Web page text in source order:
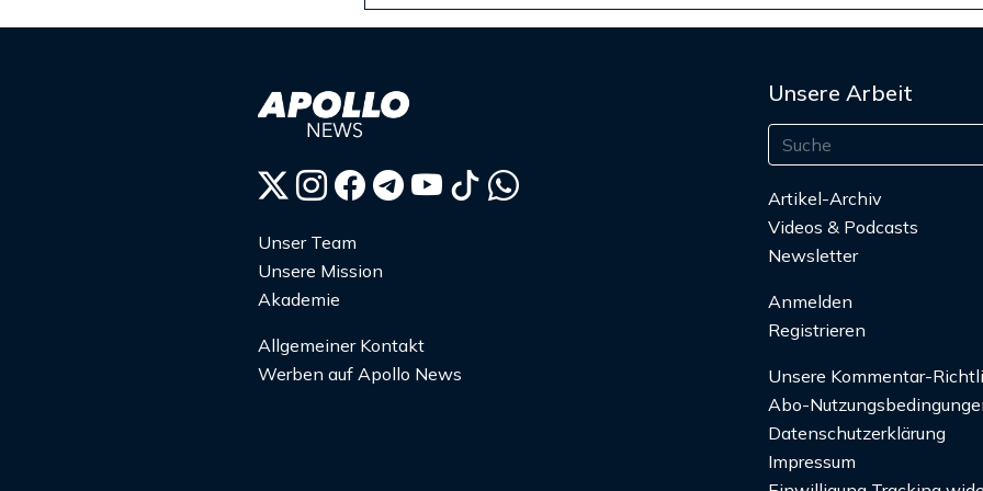
Unser Team
Unsere Mission
Akademie
Allgemeiner Kontakt
Werben auf Apollo News
Unsere Arbeit
Artikel-Archiv
Videos & Podcasts
Newsletter
Anmelden
Registrieren
Unsere Kommentar-
Abo-
Datenschutzerklärung
Impressum